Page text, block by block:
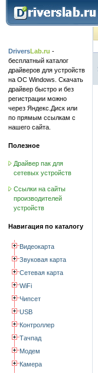
DriversLab.ru -
бесплатный каталог
драйверов для устройств
на ОС Windows. Скачать
драйвер быстро и без
регистрации можно
через Яндекс.Диск или
по прямым ссылкам с
нашего сайта.
Полезное
Драйвер пак для
сетевых устройств
Ссылки на сайты
производителей
устройств
Навигация по каталогу
Видеокарта
Звуковая карта
Сетевая карта
WiFi
Чипсет
USB
Контроллер
Тачпад
Модем
Камера